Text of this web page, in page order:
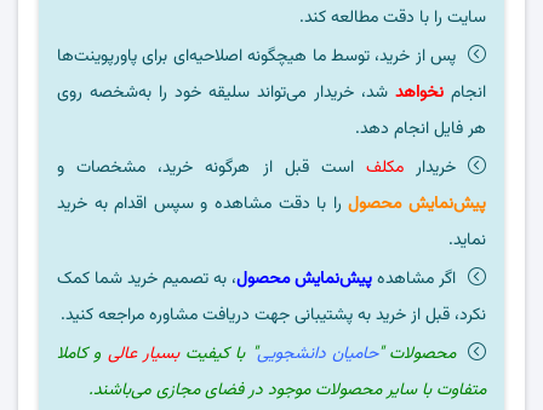
سایت را با دقت مطالعه کند.
پس از خرید، توسط ما هیچگونه اصلاحیه‌ای برای پاورپوینت‌ها
انجام نخواهد شد، خریدار می‌تواند سلیقه خود را به‌شخصه روی
هر فایل انجام دهد.
خریدارمکلف است قبل از هرگونه خرید، مشخصات و
پیش‌نمایش محصولرا با دقت مشاهده و سپس اقدام به خرید
نماید.
اگر مشاهدهپیش‌نمایش محصول، به تصمیم خرید شما کمک
نکرد، قبل از خرید به پشتیبانی جهت دریافت مشاوره مراجعه کنید.
محصولات "حامیان دانشجویی" با کیفیت بسیار عالی و کاملا
متفاوت با سایر محصولات موجود در فضای مجازی می‌باشند.